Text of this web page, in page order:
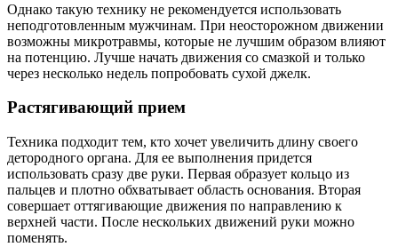
Однако такую технику не рекомендуется использовать
неподготовленным мужчинам. При неосторожном движении
возможны микротравмы, которые не лучшим образом влияют
на потенцию. Лучше начать движения со смазкой и только
через несколько недель попробовать сухой джелк.
Растягивающий прием
Техника подходит тем, кто хочет увеличить длину своего
детородного органа. Для ее выполнения придется
использовать сразу две руки. Первая образует кольцо из
пальцев и плотно обхватывает область основания. Вторая
совершает оттягивающие движения по направлению к
верхней части. После нескольких движений руки можно
поменять.